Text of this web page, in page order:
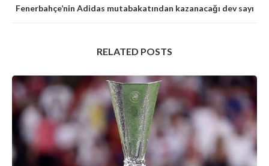
Fenerbahçe’nin Adidas mutabakatından kazanacağı dev sayı
RELATED POSTS